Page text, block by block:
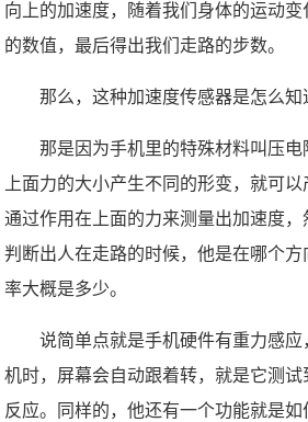
向上的加速度，随着我们身体的运动
的数值，最后得出我们走路的步数。
那么，这种加速度传感器是怎么知
那是因为手机里的特殊材料叫压
上面力的大小产生不同的形变，就可以
通过作用在上面的力来测量出加速度
判断出人在走路的时候，他是在哪个
率大概是多少。
说简单点就是手机硬件有重力感
机时，屏幕会自动跟着转，就是它测
反应。同样的，他还有一个功能就是